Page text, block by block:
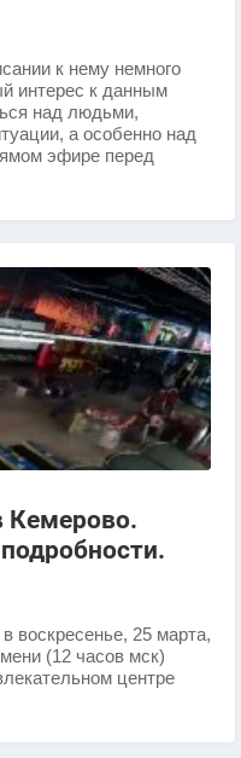
к нему немного
интерес к данным
над людьми,
а особенно над
эфире перед
Кемерово.
воскресенье, 25 марта,
(12 часов мск)
центре